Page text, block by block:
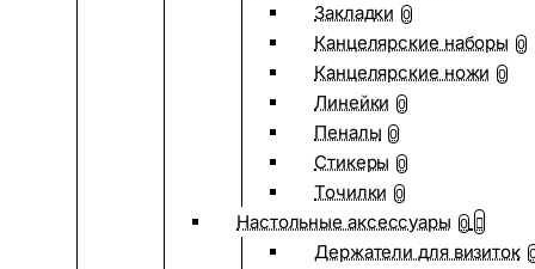
Закладки 0
Канцелярские наборы 0
Канцелярские ножи 0
Линейки 0
Пеналы 0
Стикеры 0
Точилки 0
Настольные аксессуары 0
Держатели для визиток